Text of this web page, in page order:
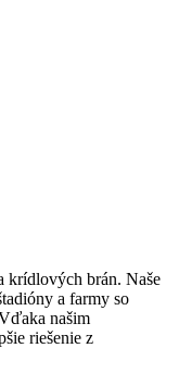
krídlových brán. Naše
a farmy so
našim
riešenie z